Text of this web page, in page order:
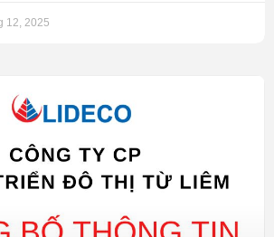
hàng quý của NTL
12, 2025